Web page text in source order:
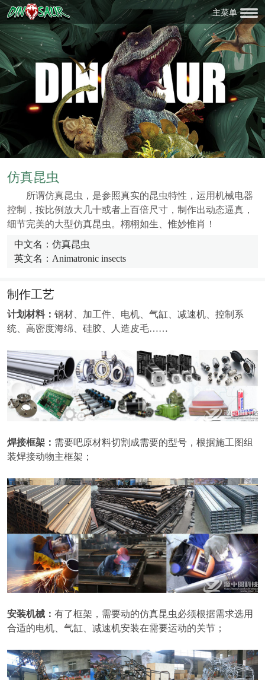
主菜单
仿真昆虫
所谓仿真昆虫，是参照真实的昆虫特性，运用机械电器
控制，按比例放大几十或者上百倍尺寸，制作出动态逼真，
细节完美的大型仿真昆虫。栩栩如生、惟妙惟肖！
中文名：仿真昆虫
英文名：Animatronic insects
制作工艺
计划材料： 钢材、加工件、电机、气缸、减速机、控制系
统、高密度海绵、硅胶、人造皮毛……
焊接框架： 需要吧原材料切割成需要的型号，根据施工图组
装焊接动物主框架；
安装机械： 有了框架，需要动的仿真昆虫必须根据需求选用
合适的电机、气缸、减速机安装在需要运动的关节；